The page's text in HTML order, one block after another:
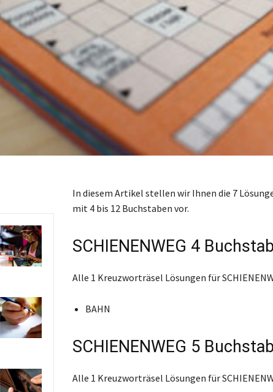
In diesem Artikel stellen wir Ihnen die 7
mit 4 bis 12 Buchstaben vor.
SCHIENENWEG 4
Alle 1 Kreuzworträsel Lösungen für
BAHN
SCHIENENWEG 5
Alle 1 Kreuzworträsel Lösungen für